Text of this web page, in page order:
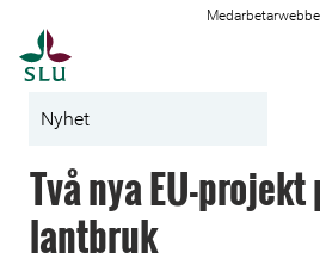
Nyhet
Två nya EU-
lantbruk